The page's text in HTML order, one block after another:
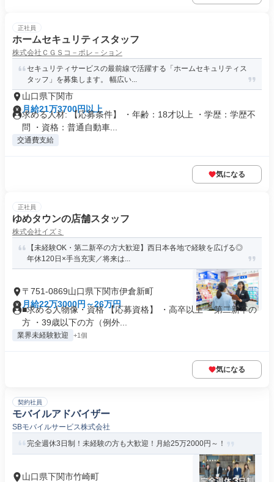
正社員
ホームセキュリティスタッフ
株式会社ＣＧＳコ－ポレ－ション
セキュリティサービスの最前線で活躍する「ホームセキュリティス
タッフ」を募集します。 幅広い...
山口県下関市
月給21万3700円以上
求める人材: 【応募条件】 ・年齢：18才以上 ・学歴：学歴不
問 ・資格：普通自動車...
交通費支給
気になる
正社員
ゆめタウンの店舗スタッフ
株式会社イズミ
【未経験OK・第二新卒の方大歓迎】西日本各地で経験を広げる◎
年休120日×手当充実／将来は...
〒751-0869山口県下関市伊倉新町
月給22万3000円～26万円
■求める人物像・資格 【応募資格】 ・高卒以上 ・第二新卒の
方 ・39歳以下の方（例外...
業界未経験歓迎 +1個
気になる
契約社員
モバイルアドバイザー
SBモバイルサービス株式会社
完全週休3日制！未経験の方も大歓迎！月給25万2000円～！
山口県下関市竹崎町